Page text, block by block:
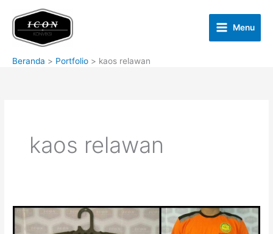
konten
Menu
Beranda Portfolio kaos relawan
kaos relawan